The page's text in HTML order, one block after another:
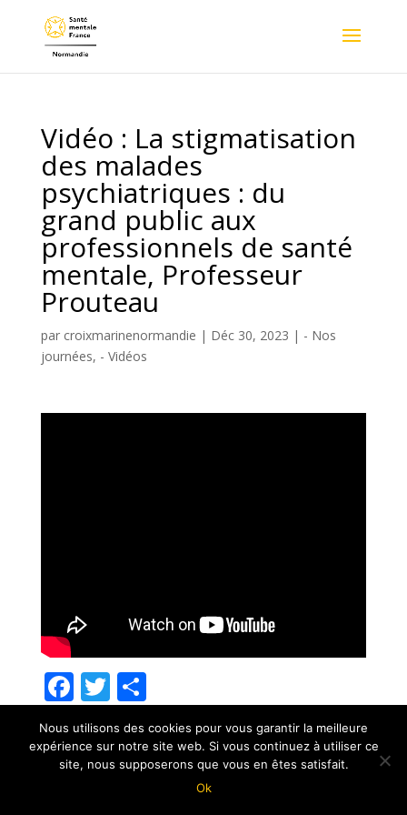
Vidéo : La stigmatisation
des malades
psychiatriques : du
grand public aux
professionnels de santé
mentale, Professeur
Prouteau
par croixmarinenormandie | Déc 30, 2023 | - Nos
journées, - Vidéos
F
ac
e
b
T
w
itt
er
P
ar
ta
g
Une création iterrenet.fr
Nous utilisons des cookies pour vous garantir la meilleure
expérience sur notre site web. Si vous continuez à utiliser ce
site, nous supposerons que vous en êtes satisfait.
Ok